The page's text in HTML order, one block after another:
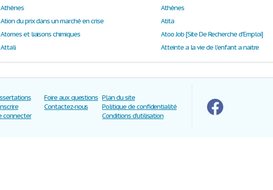
Athènes
Athènes
Ation du prix dans un marché en crise
Atita
Atomes et liaisons chimiques
Atoo Job [Site De Recherche d'Emploi]
Attali Atteinte a la vie de l'enfant a naitre
connecter
Foire aux questions
Contactez-nous
Plan du site
Politique de confidentialité
Conditions d'utilisation